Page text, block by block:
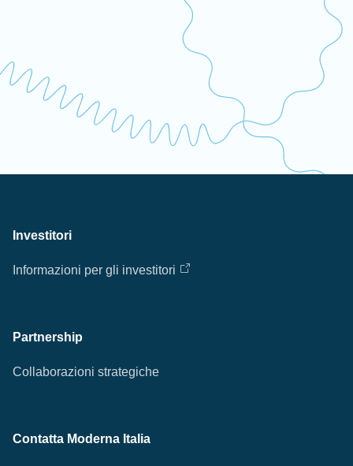
Investitori
Informazioni per gli investitori
Partnership
Collaborazioni strategiche
Contatta Moderna Italia